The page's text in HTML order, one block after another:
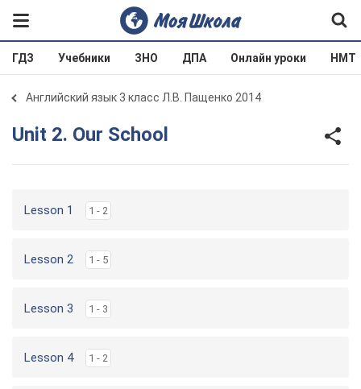
ГДЗ Учебники ЗНО ДПА Онлайн уроки НМТ
Английский язык 3 класс Л.В. Пащенко 2014
Unit 2. Our School
Lesson 1 1 - 2
Lesson 2 1 - 5
Lesson 3 1 - 3
Lesson 4 1 - 2